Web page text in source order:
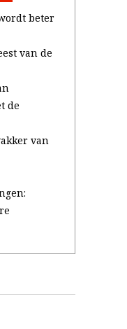
beter
van de
de
van